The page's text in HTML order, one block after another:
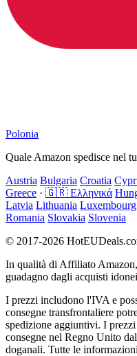
Polonia
Quale Amazon spedisce nel
Austria Bulgaria Croatia
Greece · 🇬🇷 Ελληνικά
Latvia Lithuania Luxembourg
Romania Slovakia Slovenia
© 2017-2026
In qualità di Affiliato
guadagno dagli acquisti
I prezzi includono l'IVA e
consegne transfrontaliere
spedizione aggiuntivi. I
consegne nel Regno Unito
doganali. Tutte le